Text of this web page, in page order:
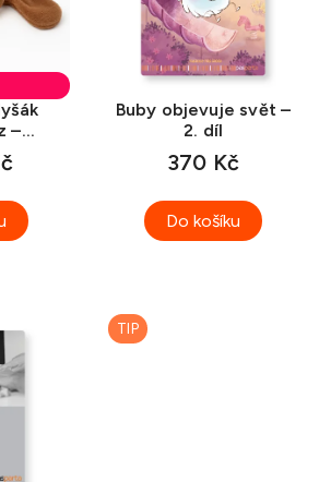
–
Buby objevuje svět –
2. díl
370 Kč
Do košíku
TIP